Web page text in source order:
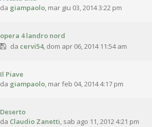
da giampaolo, mar giu 03, 2014 3:22 pm
opera 4 landro nord
da cervi54, dom apr 06, 2014 11:54 am
Il Piave
da giampaolo, mar feb 04, 2014 4:17 pm
Deserto
da Claudio Zanetti, sab ago 11, 2012 4:21 pm